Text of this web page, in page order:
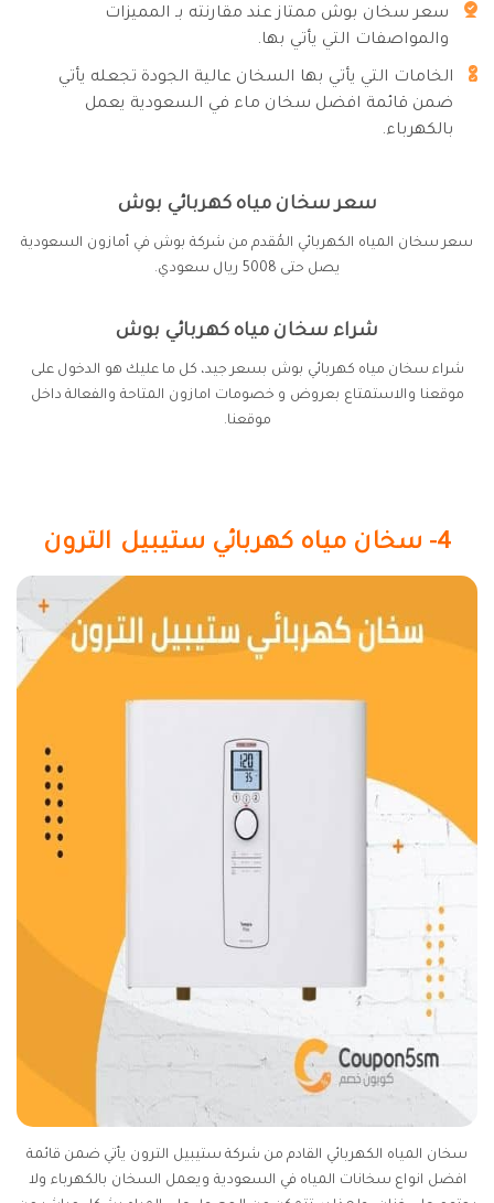
سعر سخان بوش ممتاز عند مقارنته بـ المميزات
والمواصفات التي يأتي بها.
الخامات التي يأتي بها السخان عالية الجودة تجعله يأتي
ضمن قائمة افضل سخان ماء في السعودية يعمل
بالكهرباء.
سعر سخان مياه كهربائي بوش
سعر سخان المياه الكهربائي المُقدم من شركة بوش في أمازون السعودية
يصل حتى 5008 ريال سعودي.
شراء سخان مياه كهربائي بوش
شراء سخان مياه كهربائي بوش بسعر جيد، كل ما عليك هو الدخول على
موقعنا والاستمتاع بعروض و خصومات امازون المتاحة والفعالة داخل
موقعنا.
4- سخان مياه كهربائي ستيبيل الترون
سخان المياه الكهربائي القادم من شركة ستيبيل الترون يأتي ضمن قائمة
افضل انواع سخانات المياه في السعودية ويعمل السخان بالكهرباء ولا